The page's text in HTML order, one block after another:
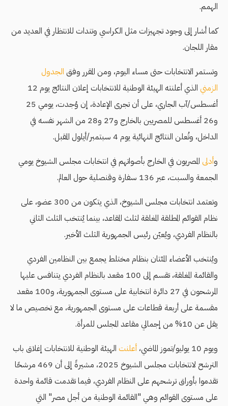
الهمم.
كما أشار إلى وجود تجهيزات مثل الكراسي وتندات للانتظار في العديد من
مقار اللجان.
وتستمر الانتخابات حتى مساء اليوم، ومن المقرر وفق الجدول
الزمني
الذي أعلنته الهيئة الوطنية للانتخابات إعلان النتائج يوم 12
أغسطس/آب الجاري، على أن تجرى الإعادة، إن وُجدت، يومي 25
و26 أغسطس للمصريين بالخارج و27 و28 من الشهر نفسه في
الداخل، وتُعلن النتائج النهائية يوم 4 سبتمبر/أيلول المقبل.
وأدلى المصريون في الخارج بأصواتهم في انتخابات مجلس الشيوخ يومي
الجمعة والسبت، عبر 136 سفارة وقنصلية حول العالم.
وتعتمد انتخابات مجلس الشيوخ، الذي يتكون من 300 عضو، على
نظام القوائم المطلقة المغلقة لثلث المقاعد، بينما يُنتخب الثلث الثاني
بالنظام الفردي، ويُعيّن رئيس الجمهورية الثلث الأخير.
ويُنتخب الأعضاء المئتان بنظام مختلط يجمع بين النظامين الفردي
والقائمة المغلقة، تقسم إلى 100 مقعد بالنظام الفردي يتنافس عليها
المرشحون في 27 دائرة انتخابية على مستوى الجمهورية، و100 مقعد
مقسمة على أربعة قطاعات على مستوى الجمهورية، مع تخصيص ما لا
يقل عن 10% من إجمالي مقاعد المجلس للمرأة.
ويوم 10 يوليو/تموز الماضي،
أعلنت الهيئة الوطنية للانتخابات إغلاق باب
الترشح لانتخابات مجلس الشيوخ 2025، مشيرةً إلى أن 469 مرشحًا
تقدموا بأوراق ترشحهم على النظام الفردي، فيما تقدمت قائمة واحدة
على مستوى القوائم وهي "القائمة الوطنية من أجل مصر" التي